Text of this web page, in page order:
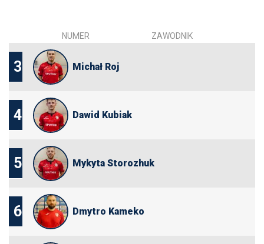
NUMER ZAWODNIK
3 Michał Roj
4 Dawid Kubiak
5 Mykyta Storozhuk
6 Dmytro Kameko